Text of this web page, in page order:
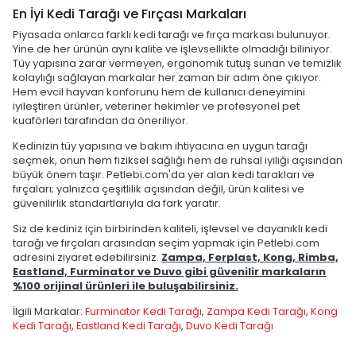
En İyi Kedi Tarağı ve Fırçası Markaları
Piyasada onlarca farklı kedi tarağı ve fırça markası bulunuyor.
Yine de her ürünün aynı kalite ve işlevsellikte olmadığı biliniyor.
Tüy yapısına zarar vermeyen, ergonomik tutuş sunan ve temizlik
kolaylığı sağlayan markalar her zaman bir adım öne çıkıyor.
Hem evcil hayvan konforunu hem de kullanıcı deneyimini
iyileştiren ürünler, veteriner hekimler ve profesyonel pet
kuaförleri tarafından da öneriliyor.
Kedinizin tüy yapısına ve bakım ihtiyacına en uygun tarağı
seçmek, onun hem fiziksel sağlığı hem de ruhsal iyiliği açısından
büyük önem taşır. Petlebi.com'da yer alan kedi tarakları ve
fırçaları; yalnızca çeşitlilik açısından değil, ürün kalitesi ve
güvenilirlik standartlarıyla da fark yaratır.
Siz de kediniz için birbirinden kaliteli, işlevsel ve dayanıklı kedi
tarağı ve fırçaları arasından seçim yapmak için Petlebi.com
adresini ziyaret edebilirsiniz. Zampa, Ferplast, Kong, Rimba,
Eastland, Furminator ve Duvo gibi güvenilir markaların
%100 orijinal ürünleri ile buluşabilirsiniz.
İlgili Markalar: Furminator Kedi Tarağı, Zampa Kedi Tarağı, Kong
Kedi Tarağı, Eastland Kedi Tarağı, Duvo Kedi Tarağı